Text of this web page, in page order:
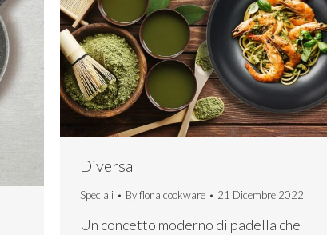
Diversa
Speciali Byflonalcookware 21 Dicembre 2022
Un concetto moderno di padella che